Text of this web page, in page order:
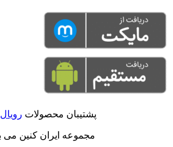
پشتیبان محصولات
مجموعه ایران کنین می